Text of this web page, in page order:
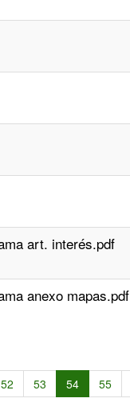
art. interés.pdf
anexo mapas.pdf
52 53 54 55